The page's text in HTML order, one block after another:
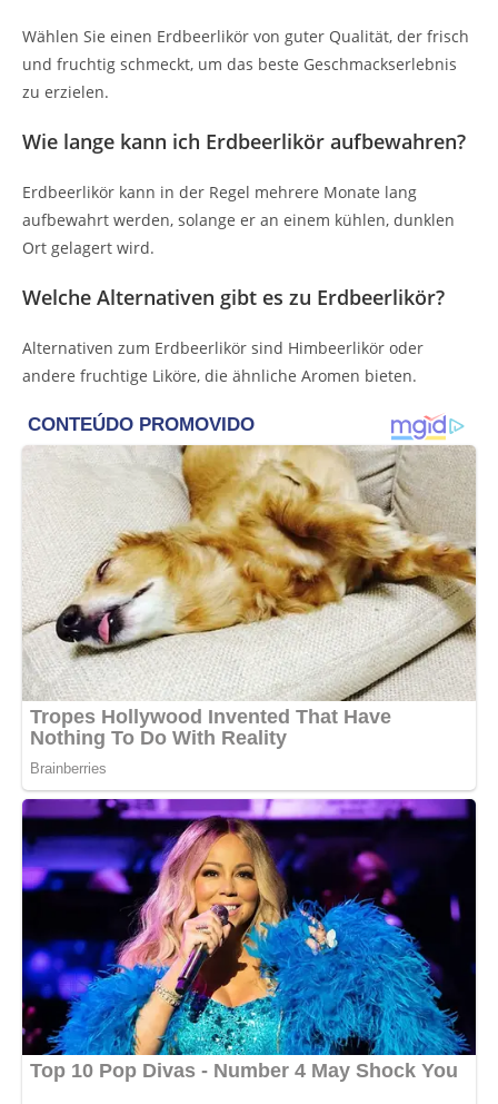
Wählen Sie einen Erdbeerlikör von guter Qualität, der frisch
und fruchtig schmeckt, um das beste Geschmackserlebnis
zu erzielen.
Wie lange kann ich Erdbeerlikör aufbewahren?
Erdbeerlikör kann in der Regel mehrere Monate lang
aufbewahrt werden, solange er an einem kühlen, dunklen
Ort gelagert wird.
Welche Alternativen gibt es zu Erdbeerlikör?
Alternativen zum Erdbeerlikör sind Himbeerlikör oder
andere fruchtige Liköre, die ähnliche Aromen bieten.